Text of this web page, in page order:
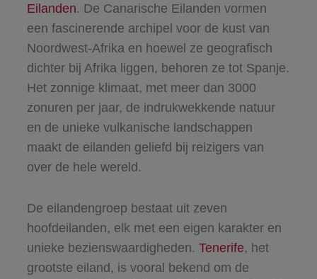
Eilanden. De Canarische Eilanden vormen
een fascinerende archipel voor de kust van
Noordwest-Afrika en hoewel ze geografisch
dichter bij Afrika liggen, behoren ze tot Spanje.
Het zonnige klimaat, met meer dan 3000
zonuren per jaar, de indrukwekkende natuur
en de unieke vulkanische landschappen
maakt de eilanden geliefd bij reizigers van
over de hele wereld.
De eilandengroep bestaat uit zeven
hoofdeilanden, elk met een eigen karakter en
unieke bezienswaardigheden. Tenerife, het
grootste eiland, is vooral bekend om de